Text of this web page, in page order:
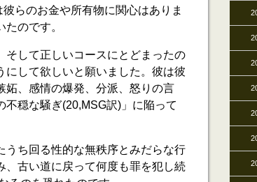
らのお金や所有物に関心はありま
のです。
そして正しいコースにとどまったの
にして欲しいと願いました。彼は彼
妬、感情の爆発、分派、怒りの言
穏な騒ぎ(20,MSG訳)」に陥って
うち回る性的な無秩序とみだらな行
、古い道に戻って何度も罪を犯し続